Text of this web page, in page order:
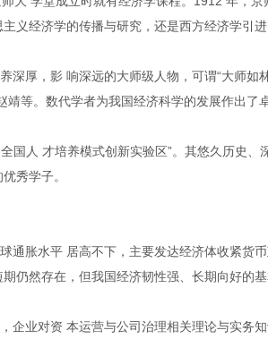
义经济学的传播与研究，还是西方经济学引
深厚，影 响深远的大师级人物，可谓“大师如
等。数代学者为我国经济科学的发展作出了
国人 才培养模式创新实验区”。其悠久历史、
秀学子。
通胀水平 居高不下，主要发达经济体收紧货
仍然存在，但我国经济韧性强、长期向好的
企业对资 本运营与公司治理相关理论与实务